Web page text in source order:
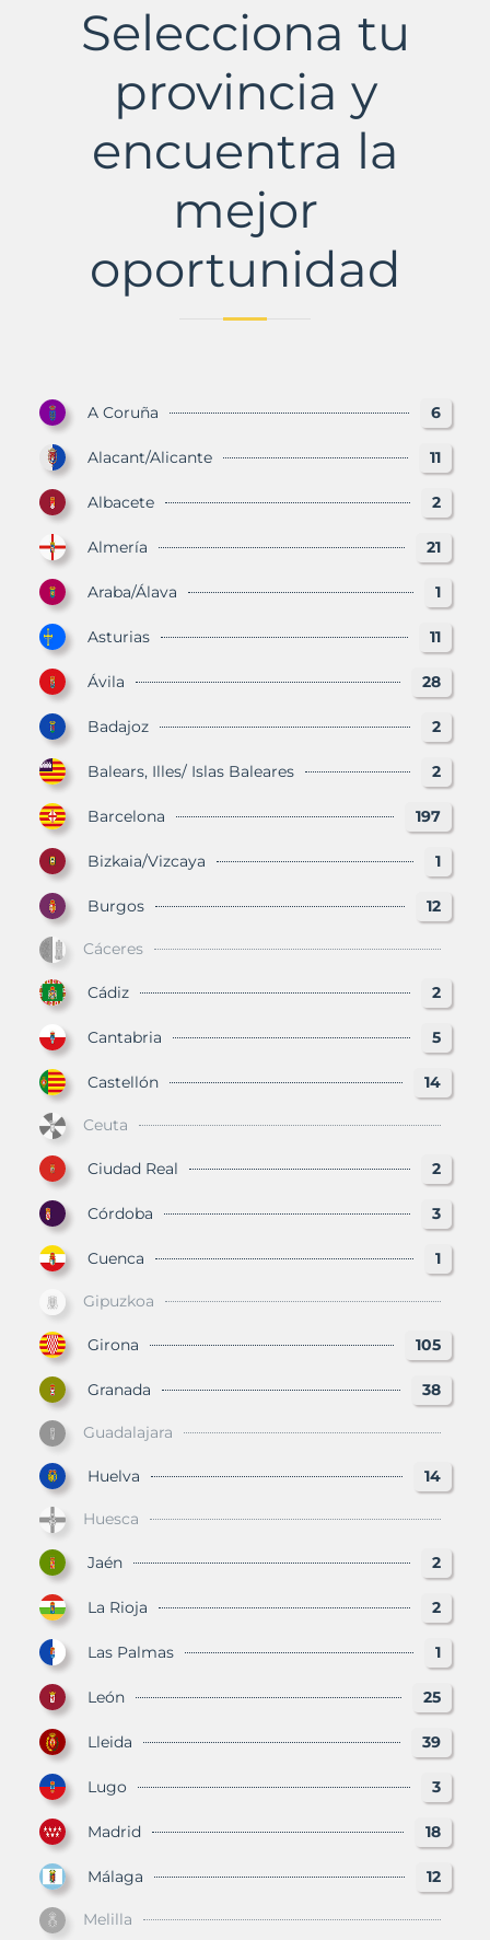
MurbalandsSelecciona tu
provincia y
encuentra la
mejor
oportunidad
A Coruña 6
Alacant/Alicante 11
Albacete 2
Almería 21
Araba/Álava 1
Asturias 11
Ávila 28
Badajoz 2
Balears, Illes/ Islas Baleares 2
Barcelona 197
Bizkaia/Vizcaya 1
Burgos 12
Cáceres
Cádiz 2
Cantabria 5
Castellón 14
Ceuta
Ciudad Real 2
Córdoba 3
Cuenca 1
Gipuzkoa
Girona 105
Granada 38
Guadalajara
Huelva 14
Huesca
Jaén 2
La Rioja 2
Las Palmas 1
León 25
Lleida 39
Lugo 3
Madrid 18
Málaga 12
Melilla